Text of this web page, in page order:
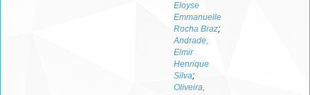
Eloyse
Emmanuelle
Rocha Braz;
Andrade,
Elmir
Henrique
Silva;
Oliveira,